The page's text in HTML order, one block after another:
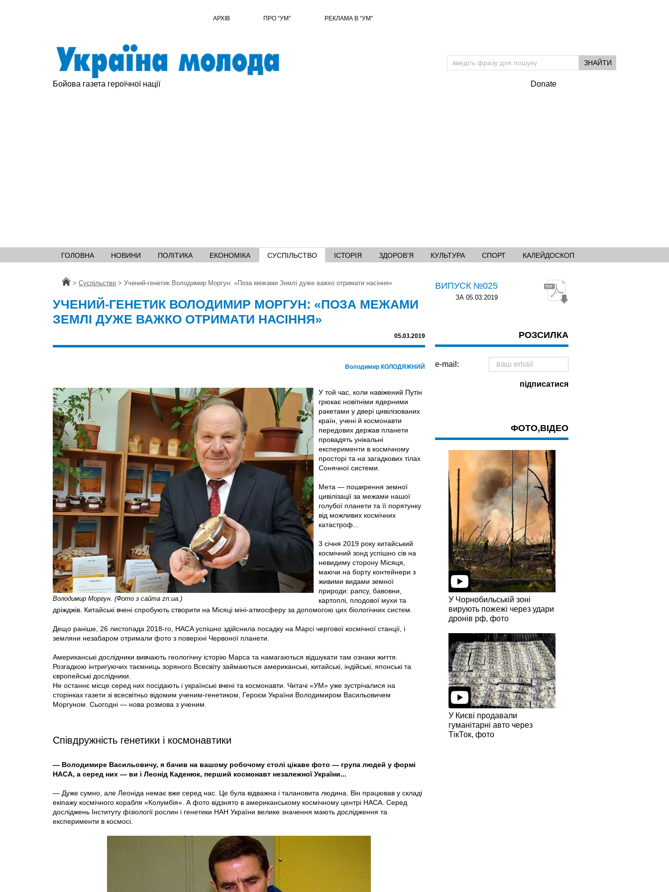
АРХІВ ПРО “УМ” РЕКЛАМА В “УМ"
Бойова газета героїчної нації Підтримай УМ
ГОЛОВНА НОВИНИ ПОЛІТИКА ЕКОНОМІКА СУСПІЛЬСТВО ІСТОРІЯ ЗДОРОВ'Я КУЛЬТУРА СПОРТ КАЛЕЙДОСКОП
Головна
> Суспільство > Учений-генетик Володимир Моргун: «Поза межами Землі дуже важко отримати насіння»
УЧЕНИЙ-ГЕНЕТИК ВОЛОДИМИР МОРГУН: «ПОЗА МЕЖАМИ
ЗЕМЛІ ДУЖЕ ВАЖКО ОТРИМАТИ НАСІННЯ»
05.03.2019
Володимир КОЛОДЯЖНИЙ
Володимир Моргун. (Фото з сайта zn.ua.)
У той час, коли навіжений Путін
грюкає новітніми ядерними
ракетами у двері цивілізованих
країн, учені й космонавти
передових держав планети
провадять унікальні
експерименти в космічному
просторі та на загадкових тілах
Сонячної системи.
Мета — поширення земної
цивілізації за межами нашої
голубої планети та її порятунку
від можливих космічних
катастроф...
3 січня 2019 року китайський
космічний зонд успішно сів на
невидиму сторону Місяця,
маючи на борту контейнери з
живими видами земної
природи: рапсу, бавовни,
картоплі, плодової мухи та
дріжджів. Китайські вчені спробують створити на Місяці міні-атмосферу за допомогою цих біологічних систем.
Дещо раніше, 26 листопада 2018-го, HAСA успішно здійснила посадку на Марсі чергової космічної станції, і
земляни незабаром отримали фото з поверхні Червоної планети.
Американські дослідники вивчають геологічну історію Марса та намагаються відшукати там ознаки життя.
Розгадкою інтригуючих таємниць зоряного Всесвіту займаються американські, китайські, індійські, японські та
європейські дослідники.
Не останнє місце серед них посідають і українські вчені та космонавти. Читачі «УМ» уже зустрічалися на
сторінках газети зі всесвітньо відомим ученим-генетиком, Героєм України Володимиром Васильовичем
Моргуном. Сьогодні — нова розмова з ученим.
Співдружність генетики і космонавтики
— Володимире Васильовичу, я бачив на вашому робочому столі цікаве фото — група людей у формі
HAСА, а серед них — ви і Леонід Каденюк, перший космонавт незалежної України...
— Дуже сумно, але Леоніда немає вже серед нас. Це була відважна і талановита людина. Він працював у складі
екіпажу космічного корабля «Колумбія». А фото відзнято в американському космічному центрі НАСА. Серед
досліджень Інституту фізіології рослин і генетики НАН України велике значення мають дослідження та
експерименти в космосі.
ВИПУСК №025
ЗА 05.03.2019
РОЗСИЛКА
e-mail:
ФОТО,ВІДЕО
У Чорнобильській зоні
вирують пожежі через удари
дронів рф, фото
У Києві продавали
гуманітарні авто через
ТікТок, фото